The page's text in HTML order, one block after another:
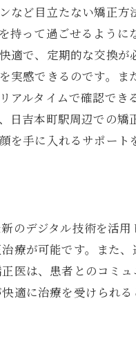
など目立たない矯正方
持って過ごせるように
適で、定期的な交換が
実感できるのです。ま
アルタイムで確認でき
日吉本町駅周辺での矯
手に入れるサポート
のデジタル技術を活用
療が可能です。また
医は、患者とのコミ
適に治療を受けられ